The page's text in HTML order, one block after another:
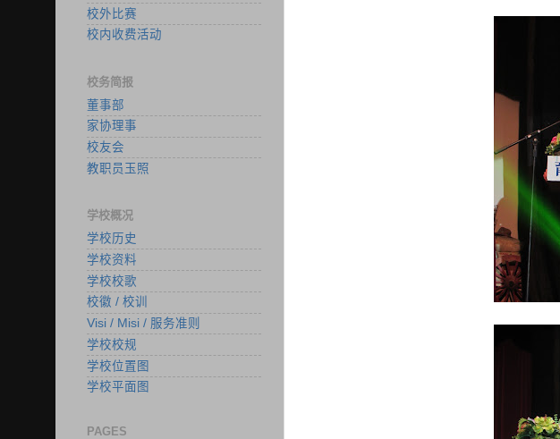
校外比赛
校内收费活动
校务简报
董事部
家协理事
校友会
教职员玉照
学校概况
学校历史
学校资料
学校校歌
校徽 / 校训
Visi / Misi / 服务准则
学校校规
学校位置图
学校平面图
PAGES